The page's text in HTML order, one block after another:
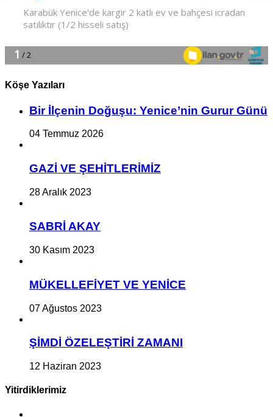
Köşe Yazıları
Bir İlçe­nin Do­ğu­şu: Ye­ni­ce’nin Gurur Günü
04 Temmuz 2026
GAZİ VE ŞEHİTLERİMİZ
28 Aralık 2023
SABRİ AKAY
30 Kasım 2023
MÜKELLEFİYET VE YENİCE
07 Ağustos 2023
ŞİMDİ ÖZELEŞTİRİ ZAMANI
12 Haziran 2023
Yitirdiklerimiz